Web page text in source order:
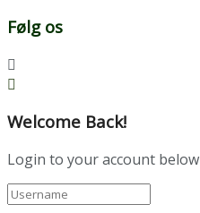
Følg os
Welcome Back!
Login to your account below